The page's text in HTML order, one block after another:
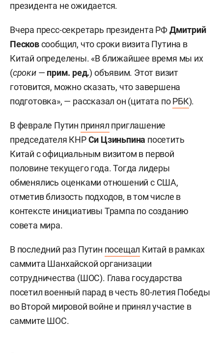
президента не ожидается.
Вчера пресс-секретарь президента РФДмитрий
Песковсообщил, что сроки визита Путина в
Китай определены. «В ближайшее время мы их
(сроки — прим. ред.) объявим. Этот визит
готовится, можно сказать, что завершена
подготовка», — рассказал он (цитата поРБК).
В феврале Путин принял приглашение
председателя КНРСи Цзиньпина посетить
Китай с официальным визитом в первой
половине текущего года. Тогда лидеры
обменялись оценками отношений с США,
отметив близость подходов, в том числе в
контексте инициативы Трампа по созданию
совета мира.
В последний раз Путин посещал Китай в рамках
саммита Шанхайской организации
сотрудничества (ШОС). Глава государства
посетил военный парад в честь 80-летия Победы
во Второй мировой войне и принял участие в
саммите ШОС.